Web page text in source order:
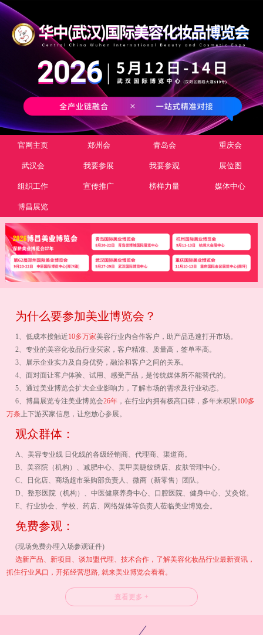
官网主页 郑州会 青岛会 重庆会
武汉会 我要参展 我要参观 展位图
组织工作 宣传推广 榜样力量 媒体中心
博昌展览
为什么要参加美业博览会？
1、低成本接触近10多万家美容行业内合作客户，助产品迅速打开市场。
2、专业的美容化妆品行业买家，客户精准、质量高，签单率高。
3、展示企业实力及自身优势，融洽和客户之间的关系。
4、面对面让客户体验、试用、感受产品，是传统媒体所不能替代的。
5、通过美业博览会扩大企业影响力，了解市场的需求及行业动态。
6、博昌展览专注美业博览会26年 ，在行业内拥有极高口碑，多年来积累100多
万条 上下游买家信息，让您放心参展。
观众群体：
A、美容专业线 日化线的各级经销商、代理商、渠道商。
B、美容院（机构）、减肥中心、美甲美睫纹绣店、皮肤管理中心。
C、日化店、商场超市采购部负责人、微商（新零售）团队。
D、整形医院（机构）、中医健康养身中心、口腔医院、健身中心、艾灸馆。
E、行业协会、学校、药店、网络媒体等负责人莅临美业博览会。
免费参观：
(现场免费办理入场参观证件)
选新产品、新项目、谈加盟代理、技术合作，了解美容化妆品行业最新资讯，
抓住行业风口，开拓经营思路, 就来美业博览会看看。
查看更多 +